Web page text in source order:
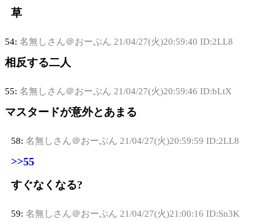
草
54: 名無しさん＠おーぷん 21/04/27(火)20:59:40 ID:2LL8
相反する二人
55: 名無しさん＠おーぷん 21/04/27(火)20:59:46 ID:bLtX
マスタードが意外とあまる
58: 名無しさん＠おーぷん 21/04/27(火)20:59:59 ID:2LL8
>>55
すぐなくなる?
59: 名無しさん＠おーぷん 21/04/27(火)21:00:16 ID:Sn3K